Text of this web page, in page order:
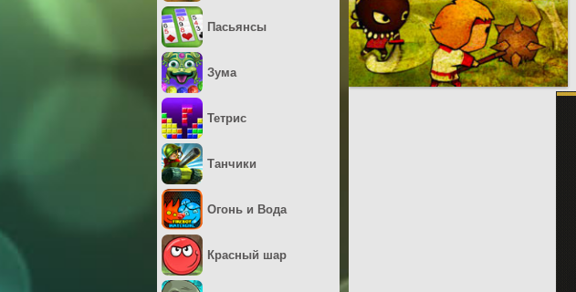
Пасьянсы
Зума
Тетрис
Танчики
Огонь и Вода
Красный шар